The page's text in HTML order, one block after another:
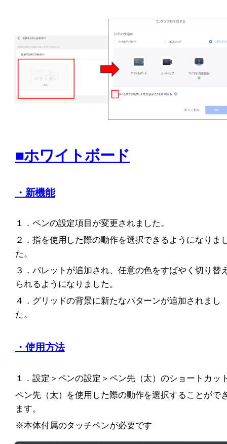
■ホワイトボード
・新機能
１．ペンの設定項目が変更されました。
２．指を使用した際の動作を選択できるようになりま
た。
３．パレットが追加され、任意の色をすばやく切り替
られるようになりました。
４．グリッドの背景に新たなパターンが追加されまし
た。
・使用方法
１．設定＞ペンの設定＞ペン先（太）のショートカッ
ペン先（太）を使用した際の動作を選択することがで
ます。
※本体付属のタッチペンが必要です